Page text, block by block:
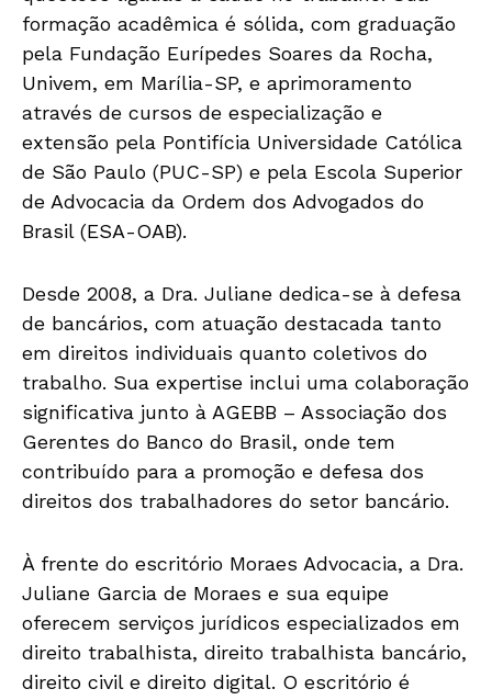
formação acadêmica é sólida, com graduação
pela Fundação Eurípedes Soares da Rocha,
Univem, em Marília-SP, e aprimoramento
através de cursos de especialização e
extensão pela Pontifícia Universidade Católica
de São Paulo (PUC-SP) e pela Escola Superior
de Advocacia da Ordem dos Advogados do
Brasil (ESA-OAB).
Desde 2008, a Dra. Juliane dedica-se à defesa
de bancários, com atuação destacada tanto
em direitos individuais quanto coletivos do
trabalho. Sua expertise inclui uma colaboração
significativa junto à AGEBB – Associação dos
Gerentes do Banco do Brasil, onde tem
contribuído para a promoção e defesa dos
direitos dos trabalhadores do setor bancário.
À frente do escritório Moraes Advocacia, a Dra.
Juliane Garcia de Moraes e sua equipe
oferecem serviços jurídicos especializados em
direito trabalhista, direito trabalhista bancário,
direito civil e direito digital. O escritório é